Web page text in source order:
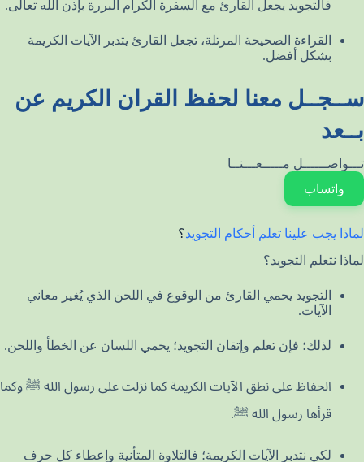
فالتجويد يجعل القارئ مع السفرة الكرام البررة بإذن الله تعالى.
القراءة الصحيحة المرتلة، تجعل القارئ يتدبر الآيات الكريمة
بشكل أفضل.
ســجــل معنا لحفظ القران الكريم عن
بــعد
تـــواصــــــل مـــــعـــنــا
واتساب
لماذا يجب علينا تعلم أحكام التجويد؟
لماذا نتعلم التجويد؟
التجويد يحمي القارئ من الوقوع في اللحن الذي يُغير معاني
الآيات.
لذلك؛ فإن تعلم وإتقان التجويد؛ يحمي اللسان عن الخطأ واللحن.
الحفاظ على نطق الآيات الكريمة كما نزلت على رسول الله ﷺ وكما
قرأها رسول الله ﷺ.
لكي نتدبر الآيات الكريمة؛ فالتلاوة المتأنية وإعطاء كل حرف